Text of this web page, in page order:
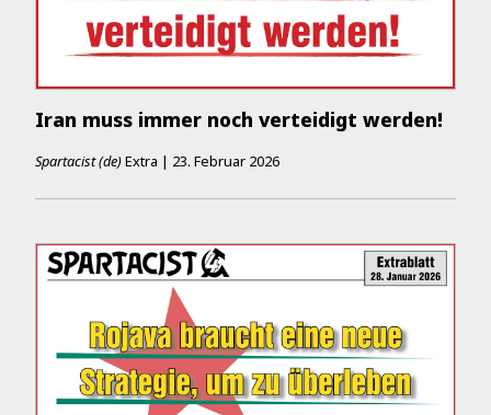
Iran muss immer noch verteidigt werden!
Spartacist (de)Extra | 23. Februar 2026